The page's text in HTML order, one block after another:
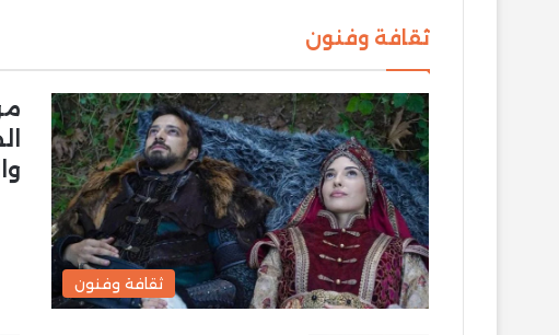
ثقافة وفنون
ثقافة وفنون